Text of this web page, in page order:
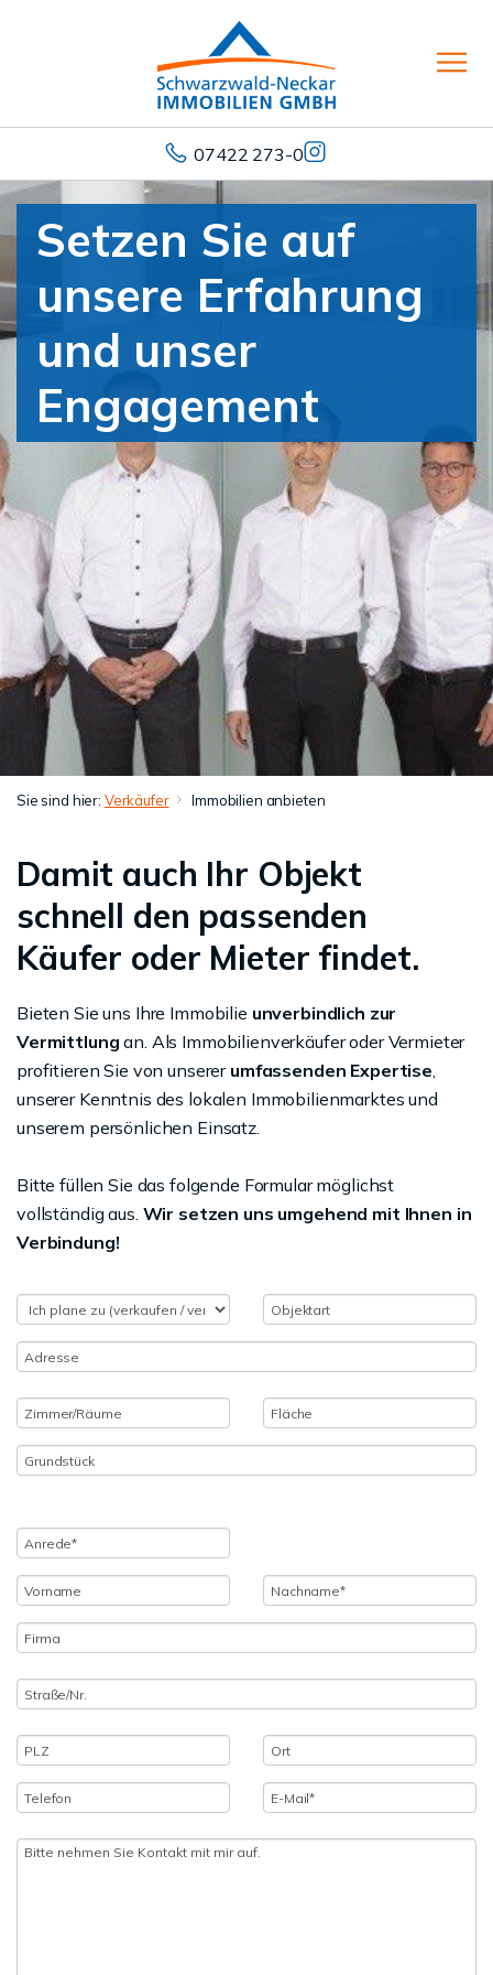
07422 273-0
Setzen Sie auf
unsere Erfahrung
und unser
Engagement
Sie sind hier: Verkäufer Immobilien anbieten
Damit auch Ihr Objekt
schnell den passenden
Käufer oder Mieter findet.
Bieten Sie uns Ihre Immobilie unverbindlich zur
Vermittlung an. Als Immobilienverkäufer oder Vermieter
profitieren Sie von unserer umfassenden Expertise,
unserer Kenntnis des lokalen Immobilienmarktes und
unserem persönlichen Einsatz.
Bitte füllen Sie das folgende Formular möglichst
vollständig aus. Wir setzen uns umgehend mit Ihnen in
Verbindung!